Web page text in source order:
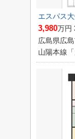
エスパス大
3,980万円
広島県広
山陽本線